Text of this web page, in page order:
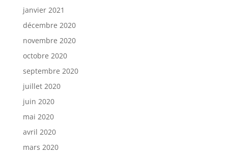
janvier 2021
décembre 2020
novembre 2020
octobre 2020
septembre 2020
juillet 2020
juin 2020
mai 2020
avril 2020
mars 2020